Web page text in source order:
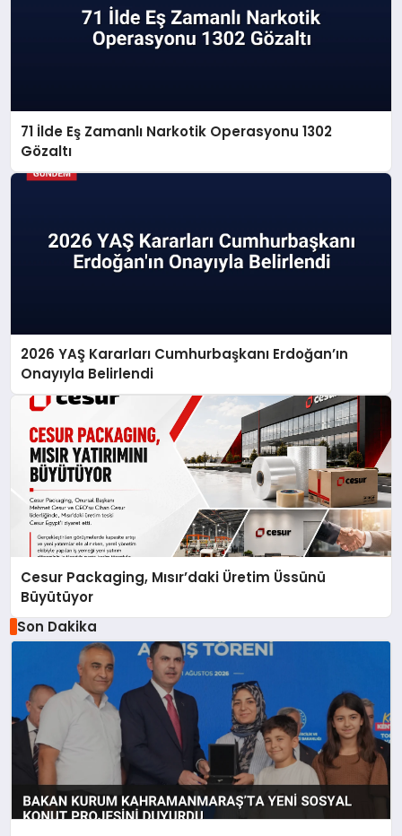
71 İlde Eş Zamanlı Narkotik Operasyonu 1302
Gözaltı
2026 YAŞ Kararları Cumhurbaşkanı Erdoğan’ın
Onayıyla Belirlendi
Cesur Packaging, Mısır’daki Üretim Üssünü
Büyütüyor
Son Dakika